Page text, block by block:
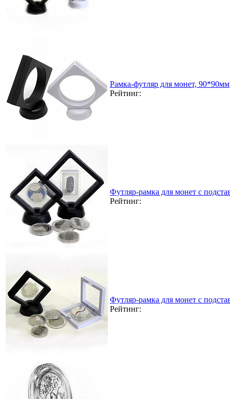
Рамка-футляр для монет, 90*90мм
Рейтинг:
Футляр-рамка для монет с
Рейтинг:
Футляр-рамка для монет с
Рейтинг: